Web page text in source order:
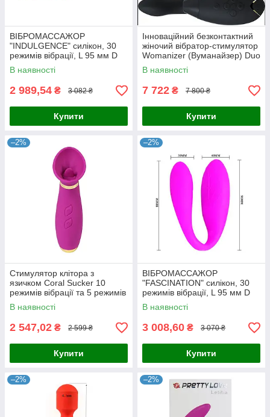
ВІБРОМАССАЖОР
"INDULGENCE" силікон, 30
режимів вібрації, L 95 мм D
30 мм
В наявності
2 989,54 ₴ 3 082 ₴
Купити
Інноваційний безконтактний
жіночий вібратор-стимулятор
Womanizer (Вуманайзер) Duo
Black + подарунок
В наявності
7 722 ₴ 7 800 ₴
Купити
–2%
Стимулятор клітора з
язичком Coral Sucker 10
режимів вібрації та 5 режимів
вакууму
В наявності
2 547,02 ₴ 2 599 ₴
Купити
–2%
ВІБРОМАССАЖОР
"FASCINATION" силікон, 30
режимів вібрації, L 95 мм D
30 мм
В наявності
3 008,60 ₴ 3 070 ₴
Купити
–2% –2%